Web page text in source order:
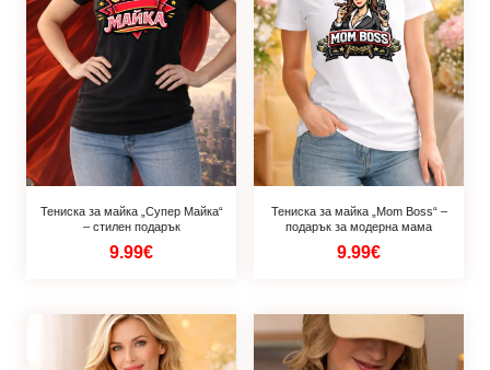
Тениска за майка „Супер Майка“
– стилен подарък
9.99€
Тениска за майка „Mom Boss“ –
подарък за модерна мама
9.99€